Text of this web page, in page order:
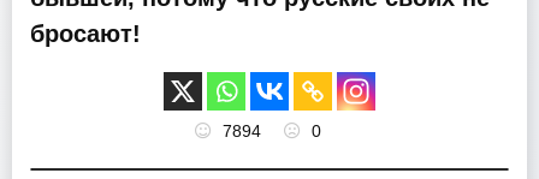
бросают!
7894 0